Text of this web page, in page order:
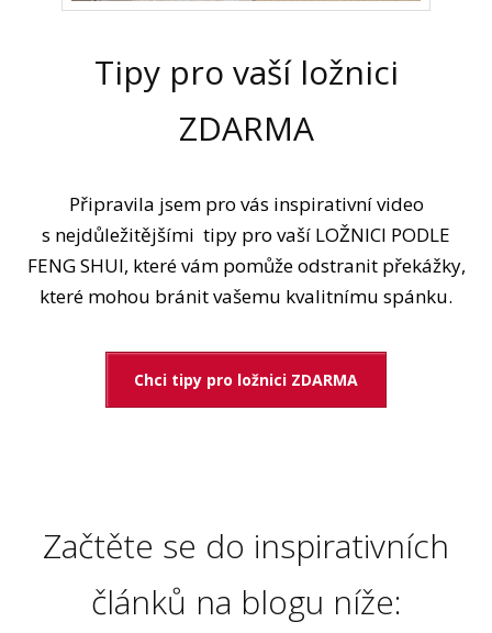
Tipy pro vaší ložnici
ZDARMA
Připravila jsem pro vás inspirativní video
s nejdůležitějšími tipy pro vaší LOŽNICI PODLE
FENG SHUI, které vám pomůže odstranit překážky,
které mohou bránit vašemu kvalitnímu spánku.
Chci tipy pro ložnici ZDARMA
Začtěte se do inspirativních
článků na blogu níže: